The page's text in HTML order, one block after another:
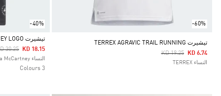
-60%
تيشيرت TERREX AGRAVIC TRAIL RUNNING
Price Reduced From
KD 19.25ToKD 6.74
النساء TERREX
-40%
Selected
تيشيرت ADIDAS BY STELLA MCCARTNEY LOGO
Reduced From
30.25ToKD 18.15
النساء adidas by Stella McCartney
3 Colours